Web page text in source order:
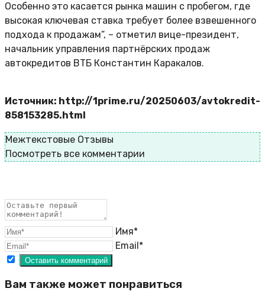
Особенно это касается рынка машин с пробегом, где
высокая ключевая ставка требует более взвешенного
подхода к продажам”, – отметил вице-президент,
начальник управления партнёрских продаж
автокредитов ВТБ Константин Каракалов.
Источник: http://1prime.ru/20250603/avtokredit-
858153285.html
Межтекстовые Отзывы
Посмотреть все комментарии
Имя*
Email*
Вам также может понравиться